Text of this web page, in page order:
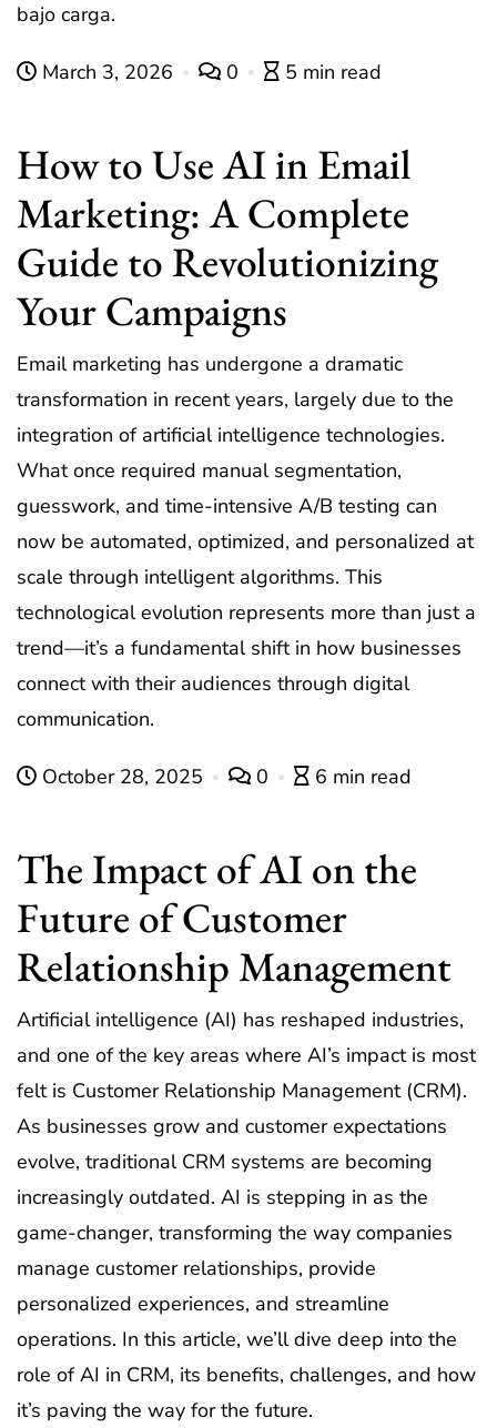
bajo carga.
March 3, 2026 0 5 min read
How to Use AI in Email
Marketing: A Complete
Guide to Revolutionizing
Your Campaigns
Email marketing has undergone a dramatic
transformation in recent years, largely due to the
integration of artificial intelligence technologies.
What once required manual segmentation,
guesswork, and time-intensive A/B testing can
now be automated, optimized, and personalized at
scale through intelligent algorithms. This
technological evolution represents more than just a
trend—it’s a fundamental shift in how businesses
connect with their audiences through digital
communication.
October 28, 2025 0 6 min read
The Impact of AI on the
Future of Customer
Relationship Management
Artificial intelligence (AI) has reshaped industries,
and one of the key areas where AI’s impact is most
felt is Customer Relationship Management (CRM).
As businesses grow and customer expectations
evolve, traditional CRM systems are becoming
increasingly outdated. AI is stepping in as the
game-changer, transforming the way companies
manage customer relationships, provide
personalized experiences, and streamline
operations. In this article, we’ll dive deep into the
role of AI in CRM, its benefits, challenges, and how
it’s paving the way for the future.